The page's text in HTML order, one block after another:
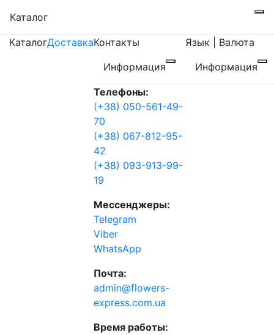
Каталог
КаталогДоставкаКонтакты
Информация
Телефоны:
(+38) 050-561-49-
70
(+38) 067-812-95-
42
(+38) 093-913-99-
19
Мессенджеры:
Telegram
Viber
WhatsApp
Почта:
admin@flowers-
express.com.ua
Время работы:
Язык | Валюта
Информация